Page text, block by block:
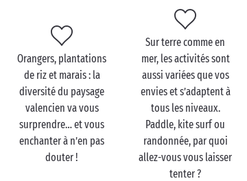
Maintenant que la pause culturelle est faite, place au
farnienteen bord de mer
! Et les tourtereaux auront
de quoi faire puisque les belles plages ne manquent
pas dans ce coin de paradis espagnol. La playa de El
Saler est idéale pratiquer le windsurf, celle de Gandie
est plus animée avec ses restaurants de bord de
plage tandis que celle de La Devesa, plus sauvage, est
parfaite pour une parenthèse en amoureux les pieds
dans l’eau. Vous l’aurez compris : quelles que soient
vos envies, vous trouverez la plage qu’il vous faut !
Orangers, plantations
de riz et marais : la
diversité du paysage
valencien va vous
surprendre… et vous
enchanter à n’en pas
douter !
Sur terre comme en
mer, les activités sont
aussi variées que vos
envies et s’adaptent à
tous les niveaux.
Paddle, kite surf ou
randonnée, par quoi
allez-vous vous laisser
tenter ?